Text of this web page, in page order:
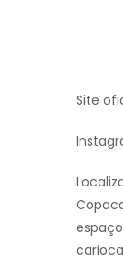
Site